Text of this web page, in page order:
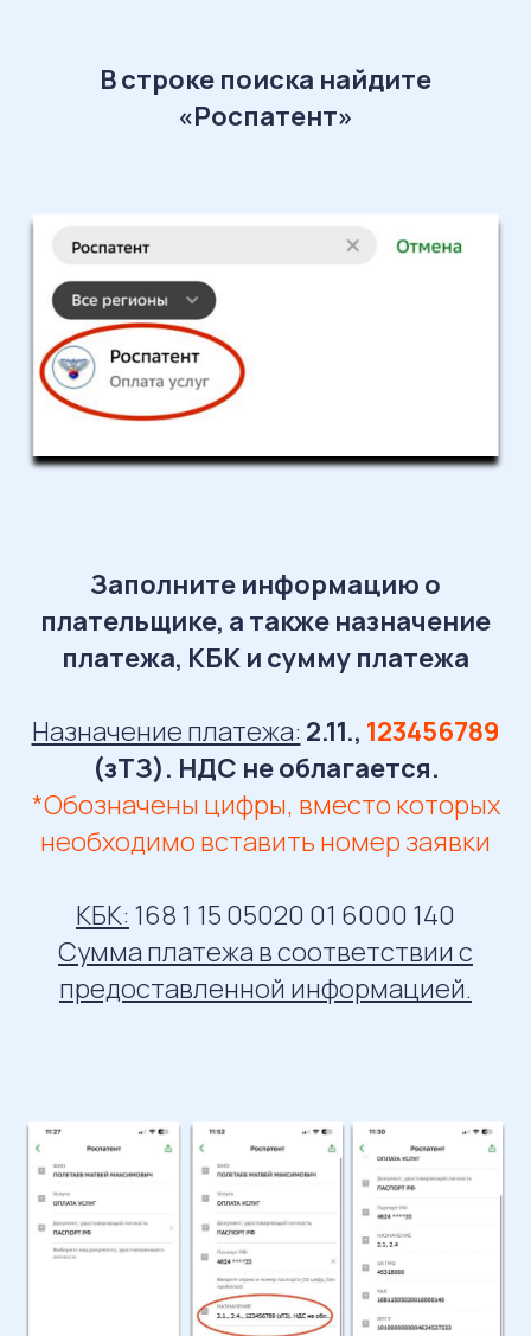
В строке поиска найдите
«Роспатент»
Заполните информацию о
плательщике, а также назначение
платежа, КБК и сумму платежа
Назначение платежа: 2.11., 123456789
(зТЗ). НДС не облагается.
*Обозначены цифры, вместо которых
необходимо вставить номер заявки
КБК: 168 1 15 05020 01 6000 140
Сумма платежа в соответствии с
предоставленной информацией.